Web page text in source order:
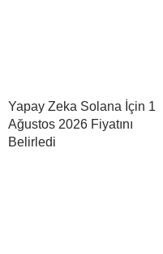
Yapay Zeka Solana İçin 1
Ağustos 2026 Fiyatını
Belirledi